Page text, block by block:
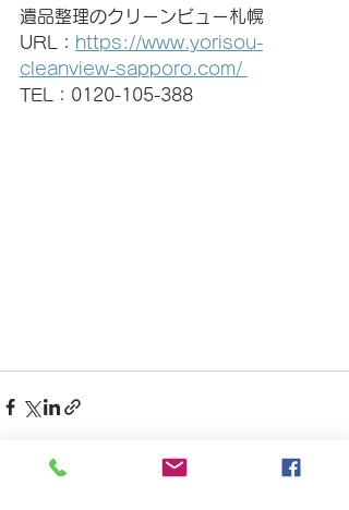
遺品整理のクリーンビュー札幌
URL： https://www.yorisou-
cleanview-sapporo.com/
TEL：0120-105-388